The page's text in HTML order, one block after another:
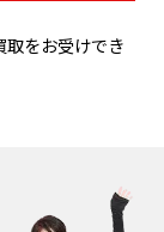
をお受けでき